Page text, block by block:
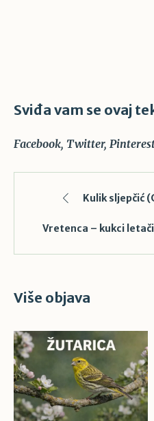
Sviđa vam se ovaj
Facebook Twitter
Kulik sljepčić
Vretenca – kukci
Više objava